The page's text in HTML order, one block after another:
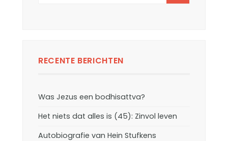
RECENTE BERICHTEN
Was Jezus een bodhisattva?
Het niets dat alles is (45): Zinvol leven
Autobiografie van Hein Stufkens